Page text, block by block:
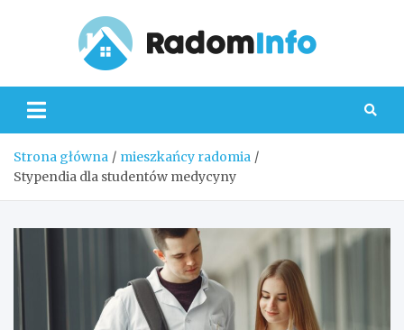
Strona główna
mieszkańcy radomia
Stypendia dla studentów medycyny